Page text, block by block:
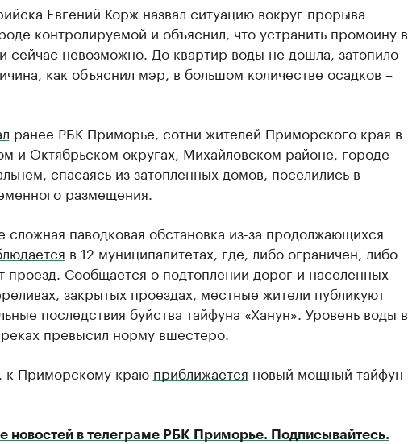
Евгений Корж назвал ситуацию вокруг прорыва
контролируемой и объяснил, что устранить промоину в
сейчас невозможно. До квартир воды не дошла, затопило
как объяснил мэр, в большом количестве осадков –
ранее РБК Приморье, сотни жителей Приморского края в
и Октябрьском округах, Михайловском районе, городе
спасаясь из затопленных домов, поселились в
размещения.
паводковая обстановка из-за продолжающихся
в 12 муниципалитетах, где, либо ограничен, либо
проезд. Сообщается о подтоплении дорог и населенных
закрытых проездах, местные жители публикуют
последствия буйства тайфуна «Ханун». Уровень воды в
превысил норму вшестеро.
к Приморскому краю приближается новый мощный тайфун
новостей в телеграме РБК Приморье. Подписывайтесь.